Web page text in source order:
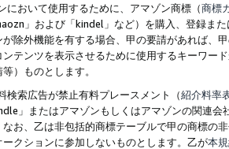
において使用するために、アマゾン商標（商標
」および「kindel」など）を購入、登録ま
が除外機能を有する場合、甲の要請があれば、
テンツを表示させるために使用するキーワー
）ものとします。
検索広告が禁止有料プレースメント（紹介料率
」またはアマゾンもしくはアマゾンの関連
お、乙は非包括的商標テーブルで甲の商標の
ークションに参加しないものとします。乙が本